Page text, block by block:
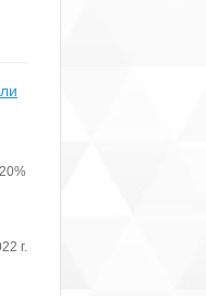
г.